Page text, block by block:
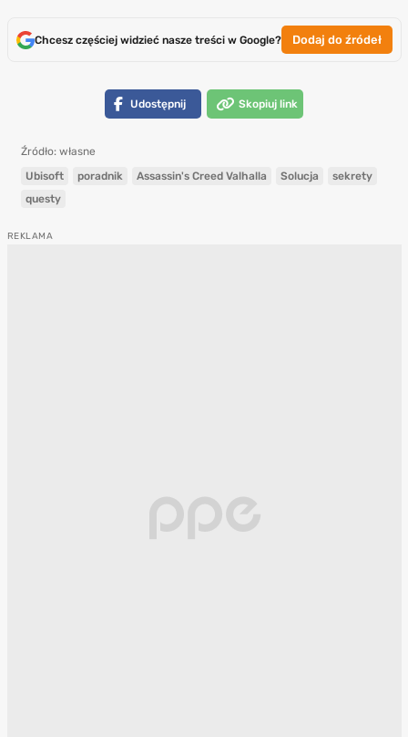
Chcesz częściej widzieć nasze treści w Google? Dodaj do źródeł
Udostępnij Skopiuj link
Źródło: własne
Ubisoft
poradnik Assassin's Creed Valhalla Solucja
sekrety
questy